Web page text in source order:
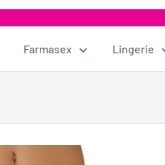
Farmasex Lingerie